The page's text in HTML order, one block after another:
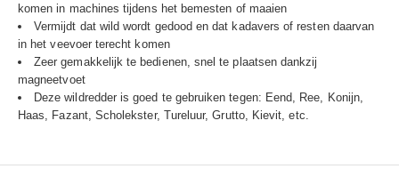
komen in machines tijdens het bemesten of maaien
Vermijdt dat wild wordt gedood en dat kadavers of resten daarvan
in het veevoer terecht komen
Zeer gemakkelijk te bedienen, snel te plaatsen dankzij
magneetvoet
Deze wildredder is goed te gebruiken tegen: Eend, Ree, Konijn,
Haas, Fazant, Scholekster, Tureluur, Grutto, Kievit, etc.